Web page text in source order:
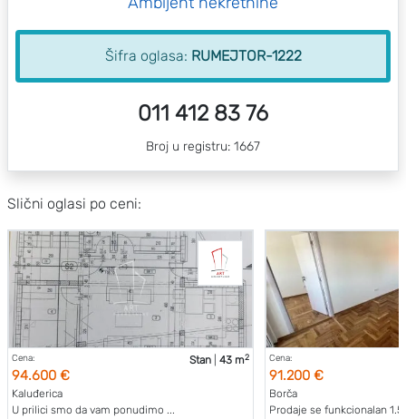
Šifra oglasa: RUMEJTOR-1222
011 412 83 76
Broj u registru: 1667
Slični oglasi po ceni:
Cena:
94.600 €
Stan 43 m2
Kaluđerica
U prilici smo da vam ponudimo ...
Cena:
91.200 €
Borča
Prodaje se funkcionalan 1.5